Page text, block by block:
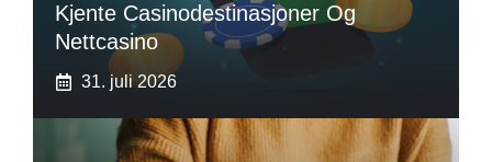
Kjente Casinodestinasjoner Og
Nettcasino
31. juli 2026